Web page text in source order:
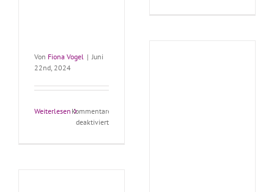
Von Fiona Vogel | Juni
22nd, 2024
Weiterlesen Kommentare
deaktiviertfür